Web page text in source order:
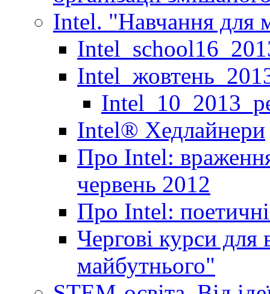
Intel. "Навчання для
Іntel® Хедлайнери
Про Intel:
червень 2012
Про Intel:
Чергові курси
майбутнього"